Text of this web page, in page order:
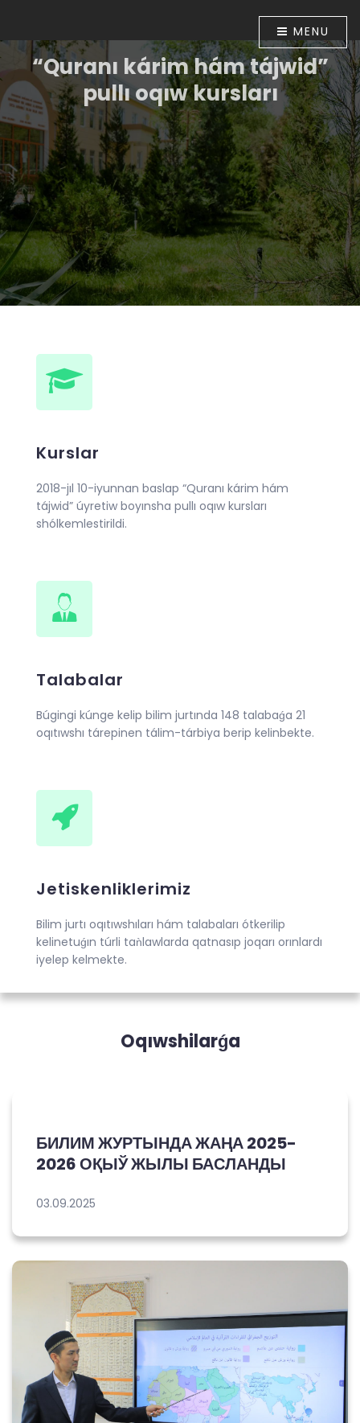
MENU
“Quranı kárim hám tájwid”
pullı oqıw kursları
Ózbekstan Respublikası Prezidentiniń “Diniy-
aǵartıwshılıq tarawınıń jumısın túpkilikli jetilistiriw
ilajları haqqında”ǵı 2018-jıl 16-apreldegi PP-5416-sanlı
Pármanı menen tastıyıqlanǵan ilajlar
Baǵdarlamasınıń 6-bántinde belgilengen
wazıypalardıń orınlanıwın támiyinlew maqsetinde
Ózbekstan musılmanları mákemesiniń 2018-jıl 30-
apreldegi 01A/056-sanlı buyrıǵı tastıyıqlanǵan. Usı
múnásibet penen Muhammad ibn Ahmad al-Beruniy
medresesinde 2018-jıl 10-iyunnan baslap “Quranı
Kurslar
2018-jıl 10-iyunnan baslap “Quranı kárim hám
tájwid” úyretiw boyınsha pullı oqıw kursları
shólkemlestirildi.
Talabalar
Búgingi kúnge kelip bilim jurtında 148 talabaǵa 21
oqıtıwshı tárepinen tálim-tárbiya berip kelinbekte.
Jetiskenliklerimiz
Bilim jurtı oqıtıwshıları hám talabaları ótkerilip
kelinetuǵın túrli taǹlawlarda qatnasıp joqarı orınlardı
iyelep kelmekte.
Oqıwshilarǵa
БИЛИМ ЖУРТЫНДА ЖАҢА 2025-
2026 ОҚЫЎ ЖЫЛЫ БАСЛАНДЫ
03.09.2025